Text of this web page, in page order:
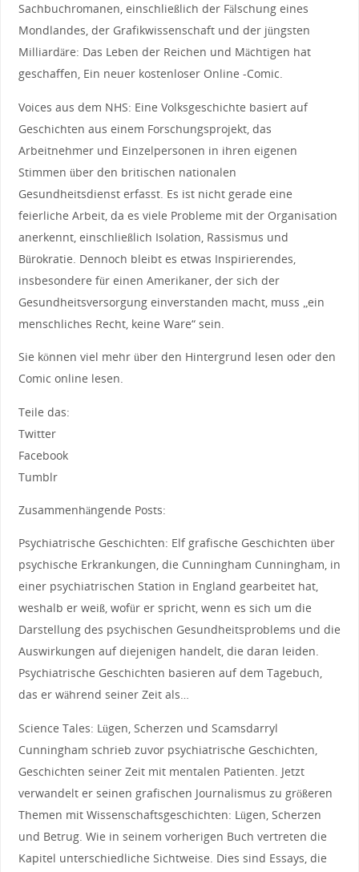
Sachbuchromanen, einschließlich der Fälschung eines
Mondlandes, der Grafikwissenschaft und der jüngsten
Milliardäre: Das Leben der Reichen und Mächtigen hat
geschaffen, Ein neuer kostenloser Online -Comic.
Voices aus dem NHS: Eine Volksgeschichte basiert auf
Geschichten aus einem Forschungsprojekt, das
Arbeitnehmer und Einzelpersonen in ihren eigenen
Stimmen über den britischen nationalen
Gesundheitsdienst erfasst. Es ist nicht gerade eine
feierliche Arbeit, da es viele Probleme mit der Organisation
anerkennt, einschließlich Isolation, Rassismus und
Bürokratie. Dennoch bleibt es etwas Inspirierendes,
insbesondere für einen Amerikaner, der sich der
Gesundheitsversorgung einverstanden macht, muss „ein
menschliches Recht, keine Ware“ sein.
Sie können viel mehr über den Hintergrund lesen oder den
Comic online lesen.
Teile das:
Twitter
Facebook
Tumblr
Zusammenhängende Posts:
Psychiatrische Geschichten: Elf grafische Geschichten über
psychische Erkrankungen, die Cunningham Cunningham, in
einer psychiatrischen Station in England gearbeitet hat,
weshalb er weiß, wofür er spricht, wenn es sich um die
Darstellung des psychischen Gesundheitsproblems und die
Auswirkungen auf diejenigen handelt, die daran leiden.
Psychiatrische Geschichten basieren auf dem Tagebuch,
das er während seiner Zeit als…
Science Tales: Lügen, Scherzen und Scamsdarryl
Cunningham schrieb zuvor psychiatrische Geschichten,
Geschichten seiner Zeit mit mentalen Patienten. Jetzt
verwandelt er seinen grafischen Journalismus zu größeren
Themen mit Wissenschaftsgeschichten: Lügen, Scherzen
und Betrug. Wie in seinem vorherigen Buch vertreten die
Kapitel unterschiedliche Sichtweise. Dies sind Essays, die